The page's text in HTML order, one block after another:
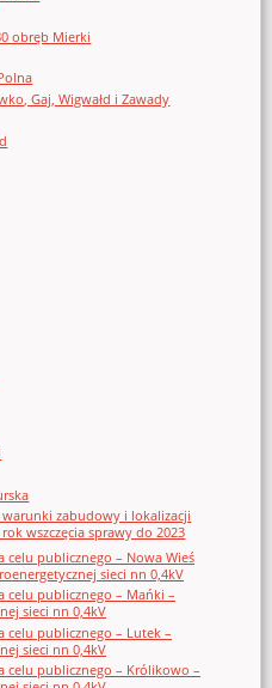
obręb Mierki
Gaj, Wigwałd i Zawady
zabudowy i lokalizacji
wszczęcia sprawy do 2023
celu publicznego – Nowa Wieś
sieci nn 0,4kV
celu publicznego – Mańki –
sieci nn 0,4kV
celu publicznego – Lutek –
sieci nn 0,4kV
celu publicznego – Królikowo –